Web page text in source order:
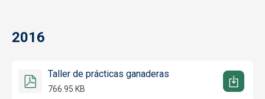
2016
Taller de prácticas ganaderas
766.95 KB